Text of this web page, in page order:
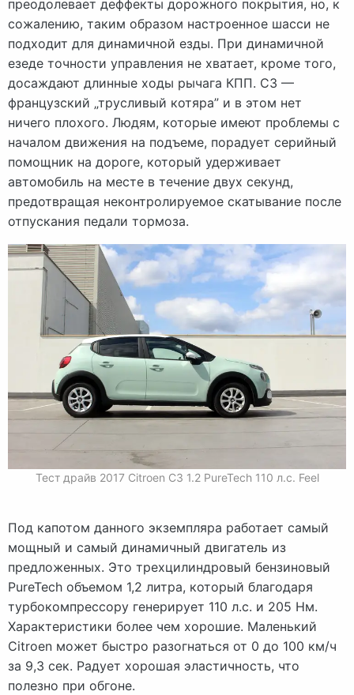
преодолевает деффекты дорожного покрытия, но, к
сожалению, таким образом настроенное шасси не
подходит для динамичной езды. При динамичной
езеде точности управления не хватает, кроме того,
досаждают длинные ходы рычага КПП. C3 —
французский „трусливый котяра” и в этом нет
ничего плохого. Людям, которые имеют проблемы с
началом движения на подъеме, порадует серийный
помощник на дороге, который удерживает
автомобиль на месте в течение двух секунд,
предотвращая неконтролируемое скатывание после
отпускания педали тормоза.
Тест драйв 2017 Citroen C3 1.2 PureTech 110 л.с. Feel
Под капотом данного экземпляра работает самый
мощный и самый динамичный двигатель из
предложенных. Это трехцилиндровый бензиновый
PureTech объемом 1,2 литра, который благодаря
турбокомпрессору генерирует 110 л.с. и 205 Нм.
Характеристики более чем хорошие. Маленький
Citroen может быстро разогнаться от 0 до 100 км/ч
за 9,3 сек. Радует хорошая эластичность, что
полезно при обгоне.